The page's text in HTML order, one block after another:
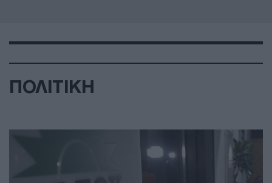
ΠΟΛΙΤΙΚΗ